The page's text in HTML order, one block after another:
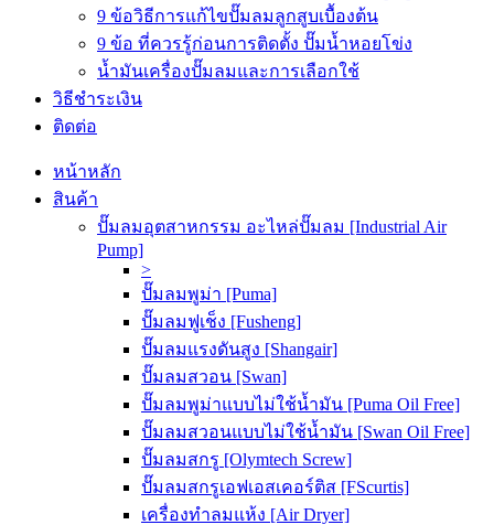
9 ข้อวิธีการแก้ไขปั๊มลมลูกสูบเบื้องต้น
9 ข้อ ที่ควรรู้ก่อนการติดตั้ง ปั๊มน้ำหอยโข่ง
น้ำมันเครื่องปั๊มลมและการเลือกใช้
วิธีชำระเงิน
ติดต่อ
หน้าหลัก
สินค้า
ปั๊มลมอุตสาหกรรม อะไหล่ปั๊มลม [Industrial Air
Pump]
>
ปั๊มลมพูม่า [Puma]
ปั๊มลมฟูเช็ง [Fusheng]
ปั๊มลมแรงดันสูง [Shangair]
ปั๊มลมสวอน [Swan]
ปั๊มลมพูม่าแบบไม่ใช้น้ำมัน [Puma Oil Free]
ปั๊มลมสวอนแบบไม่ใช้น้ำมัน [Swan Oil Free]
ปั๊มลมสกรู [Olymtech Screw]
ปั๊มลมสกรูเอฟเอสเคอร์ติส [FScurtis]
เครื่องทำลมแห้ง [Air Dryer]